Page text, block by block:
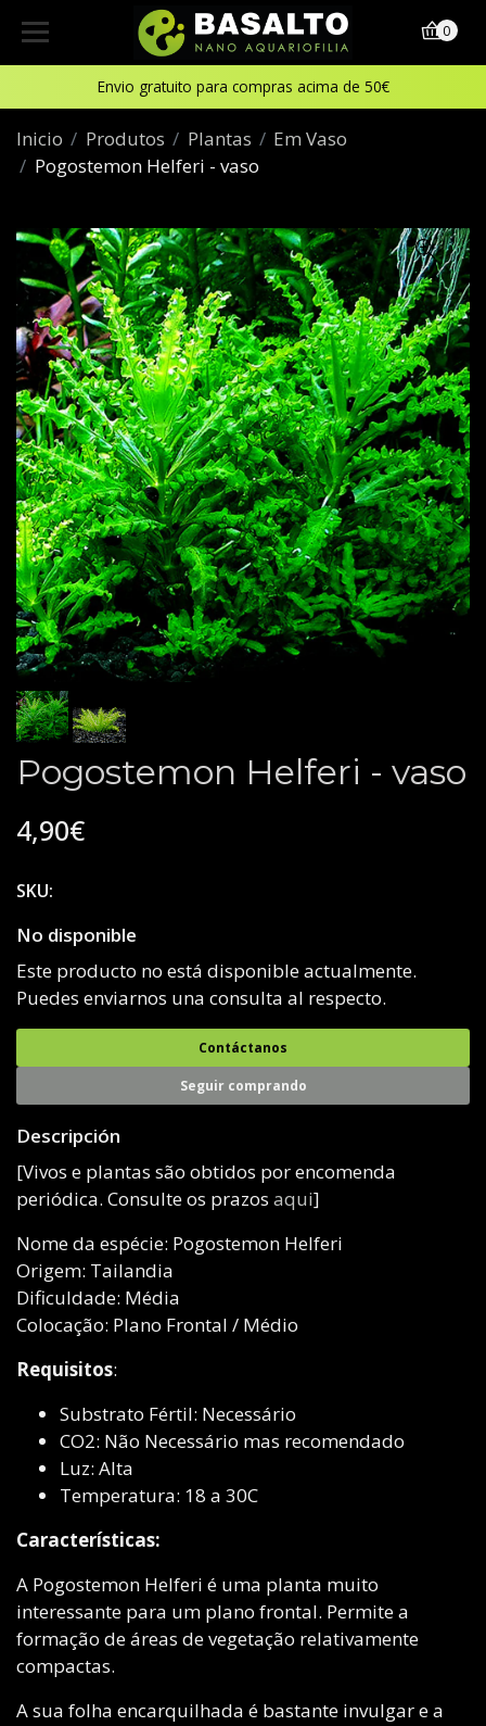
Envio gratuito para compras acima de 50€
0
Inicio Produtos Plantas
Em Vaso
Pogostemon Helferi - vaso
Pogostemon Helferi - vaso
4,90€
SKU:
No disponible
Este producto no está disponible actualmente.
Puedes enviarnos una consulta al respecto.
Contáctanos
Seguir comprando
Descripción
[Vivos e plantas são obtidos por encomenda
periódica. Consulte os prazos aqui]
Nome da espécie: Pogostemon Helferi
Origem: Tailandia
Dificuldade: Média
Colocação: Plano Frontal / Médio
Requisitos:
Substrato Fértil: Necessário
CO2: Não Necessário mas recomendado
Luz: Alta
Temperatura: 18 a 30C
Características:
A Pogostemon Helferi é uma planta muito
interessante para um plano frontal. Permite a
formação de áreas de vegetação relativamente
compactas.
A sua folha encarquilhada é bastante invulgar e a